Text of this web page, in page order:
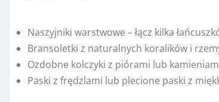
Naszyjniki warstwowe – łącz kilka
Bransoletki z naturalnych koralików i
Ozdobne kolczyki z piórami lub
Paski z frędzlami lub plecione paski z